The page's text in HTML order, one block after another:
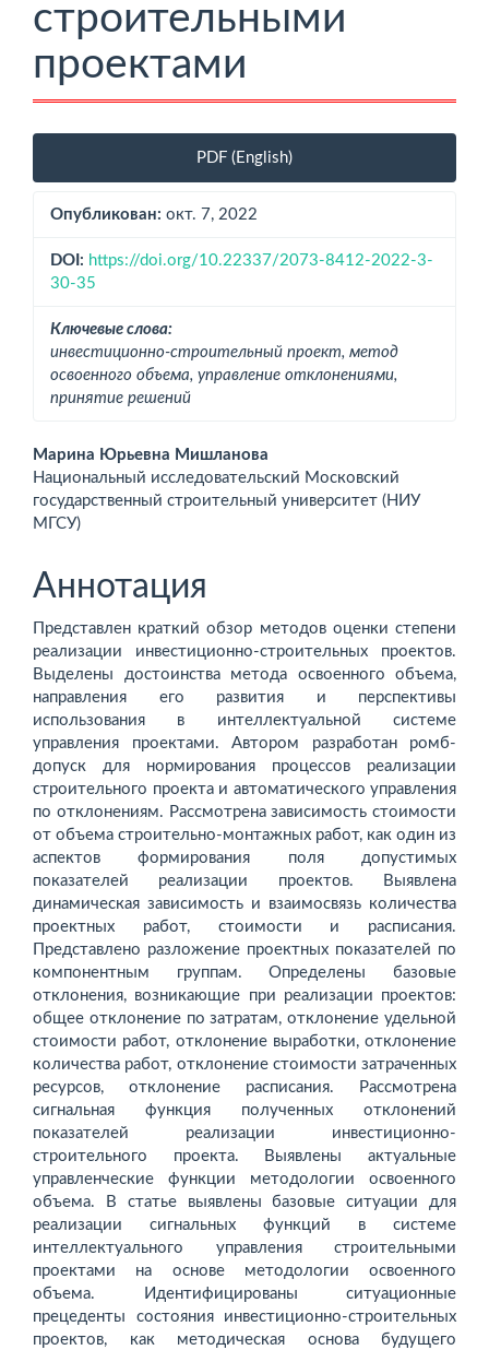
строительными
проектами
Боковая
панель
статьи
PDF (English)
Опубликован: окт. 7, 2022
DOI: https://doi.org/10.22337/2073-8412-2022-3-
30-35
Ключевые слова:
инвестиционно-строительный проект, метод
освоенного объема, управление отклонениями,
принятие решений
Основное
содержимое
статьи
Марина Юрьевна Мишланова
Национальный исследовательский Мос­ковский
государственный строительный университет (НИУ
МГСУ)
Аннотация
Представлен краткий обзор методов оценки степени
реализации инвестиционно-строительных проектов.
Выделены достоинства метода освоенного объема,
направления его развития и перспективы
использования в интеллектуальной системе
управления проектами. Автором разработан ромб-
допуск для нормирования процессов реализации
строительного проекта и автоматического управления
по отклонениям. Рассмотрена зависимость стоимости
от объема строительно-монтажных работ, как один из
аспектов формирования поля допустимых
показателей реализации проектов. Выявлена
динамическая зависимость и взаимосвязь количества
проектных работ, стоимости и расписания.
Представлено разложение проектных показателей по
компонентным группам. Определены базовые
отклонения, возникающие при реализации проектов:
общее отклонение по затратам, отклонение удельной
стоимости работ, отклонение выработки, отклонение
количества работ, отклонение стоимости затраченных
ресурсов, отклонение расписания. Рассмотрена
сигнальная функция полученных отклонений
показателей реализации инвестиционно-
строительного проекта. Выявлены актуальные
управленческие функции методологии освоенного
объема. В статье выявлены базовые ситуации для
реализации сигнальных функций в системе
интеллектуального управления строительными
проектами на основе методологии освоенного
объема. Идентифицированы ситуационные
прецеденты состояния инвестиционно-строительных
проектов, как методическая основа будущего